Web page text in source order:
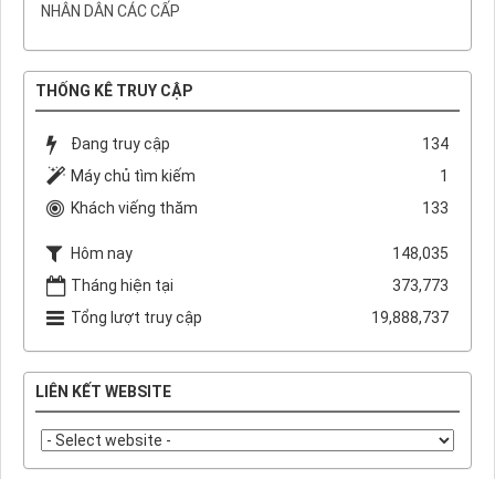
NHÂN DÂN CÁC CẤP
THỐNG KÊ TRUY CẬP
Đang truy cập
134
Máy chủ tìm kiếm
1
Khách viếng thăm
133
Hôm nay
148,035
Tháng hiện tại
373,773
Tổng lượt truy cập
19,888,737
LIÊN KẾT WEBSITE